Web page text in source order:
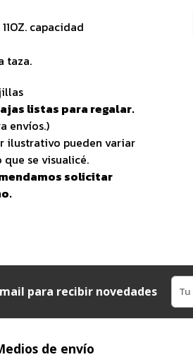
capacidad
taza.
listas para regalar.
envíos.)
ilustrativo pueden variar
se visualicé.
solicitar
para recibir novedades
de envío